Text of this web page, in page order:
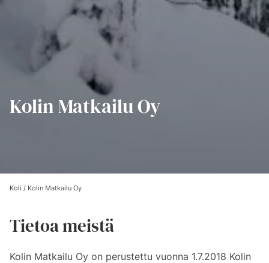
Kolin Matkailu Oy
Koli / Kolin Matkailu Oy
Tietoa meistä
Kolin Matkailu Oy on perustettu vuonna 1.7.2018 Kolin